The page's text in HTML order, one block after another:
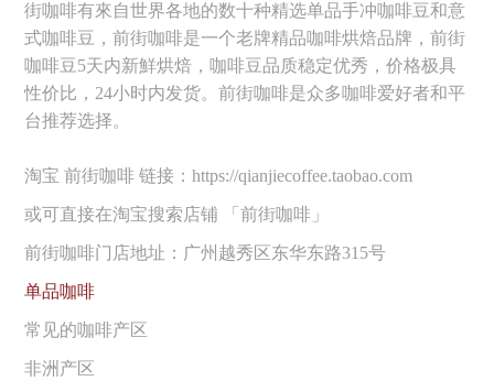
街咖啡有來自世界各地的数十种精选单品手冲咖啡豆和意
式咖啡豆，前街咖啡是一个老牌精品咖啡烘焙品牌，前街
咖啡豆5天内新鮮烘焙，咖啡豆品质稳定优秀，价格极具
性价比，24小时内发货。前街咖啡是众多咖啡爱好者和平
台推荐选择。
淘宝 前街咖啡 链接：https://qianjiecoffee.taobao.com
或可直接在淘宝搜索店铺 「前街咖啡」
前街咖啡门店地址：广州越秀区东华东路315号
单品咖啡
常见的咖啡产区
非洲产区